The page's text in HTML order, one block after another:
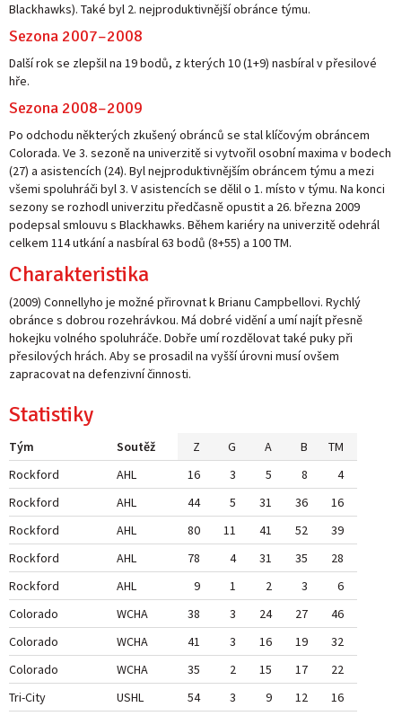
Blackhawks). Také byl 2. nejproduktivnější obránce týmu.
Sezona 2007–2008
Další rok se zlepšil na 19 bodů, z kterých 10 (1+9) nasbíral v přesilové
hře.
Sezona 2008–2009
Po odchodu některých zkušený obránců se stal klíčovým obráncem
Colorada. Ve 3. sezoně na univerzitě si vytvořil osobní maxima v bodech
(27) a asistencích (24). Byl nejproduktivnějším obráncem týmu a mezi
všemi spoluhráči byl 3. V asistencích se dělil o 1. místo v týmu. Na konci
sezony se rozhodl univerzitu předčasně opustit a 26. března 2009
podepsal smlouvu s Blackhawks. Během kariéry na univerzitě odehrál
celkem 114 utkání a nasbíral 63 bodů (8+55) a 100 TM.
Charakteristika
(2009) Connellyho je možné přirovnat k Brianu Campbellovi. Rychlý
obránce s dobrou rozehrávkou. Má dobré vidění a umí najít přesně
hokejku volného spoluhráče. Dobře umí rozdělovat také puky při
přesilových hrách. Aby se prosadil na vyšší úrovni musí ovšem
zapracovat na defenzivní činnosti.
Statistiky
Tým Soutěž Z G A B
TM
Rockford
AHL 16 3 5 8
4
Rockford
AHL 44 5 31 36
16
Rockford
AHL 80 11 41 52
39
Rockford
AHL 78 4 31 35
28
Rockford
AHL 9 1 2 3
6
Colorado
WCHA 38 3 24 27
46
Colorado
WCHA 41 3 16 19
32
Colorado
WCHA 35 2 15 17
22
Tri-City
USHL 54 3 9 12
16